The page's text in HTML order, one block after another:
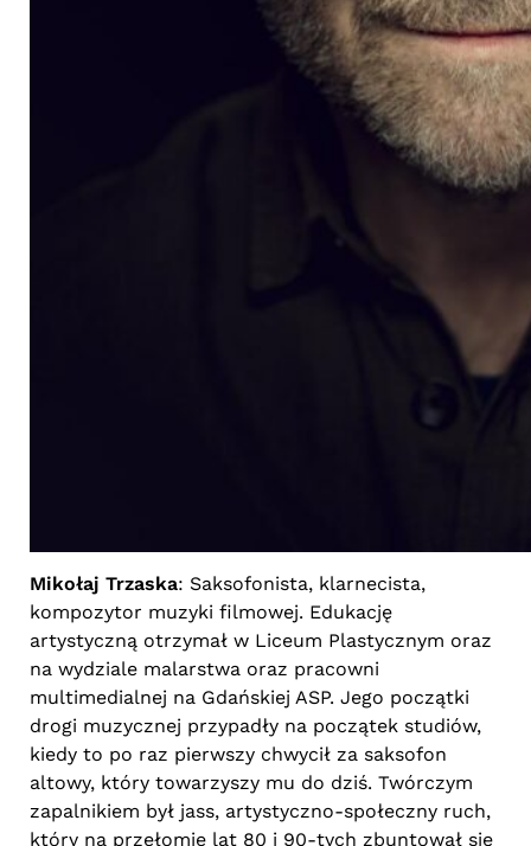
Mikołaj Trzaska: Saksofonista, klarnecista,
kompozytor muzyki filmowej. Edukację
artystyczną otrzymał w Liceum Plastycznym oraz
na wydziale malarstwa oraz pracowni
multimedialnej na Gdańskiej ASP. Jego początki
drogi muzycznej przypadły na początek studiów,
kiedy to po raz pierwszy chwycił za saksofon
altowy, który towarzyszy mu do dziś. Twórczym
zapalnikiem był jass, artystyczno-społeczny ruch,
który na przełomie lat 80 i 90-tych zbuntował się